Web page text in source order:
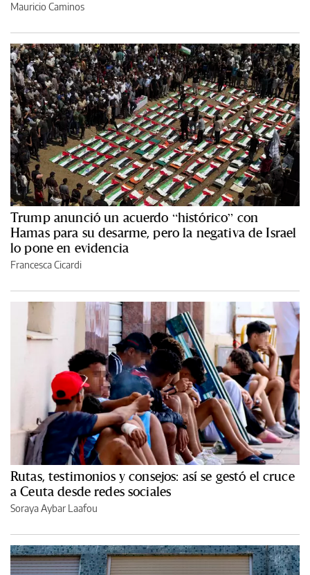
Mauricio Caminos
Trump anunció un acuerdo “histórico” con
Hamas para su desarme, pero la negativa de Israel
lo pone en evidencia
Francesca Cicardi
Rutas, testimonios y consejos: así se gestó el cruce
a Ceuta desde redes sociales
Soraya Aybar Laafou